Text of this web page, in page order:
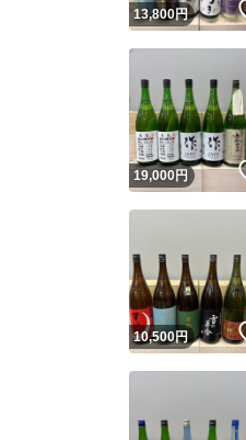
13,800円
19,000円
10,500円